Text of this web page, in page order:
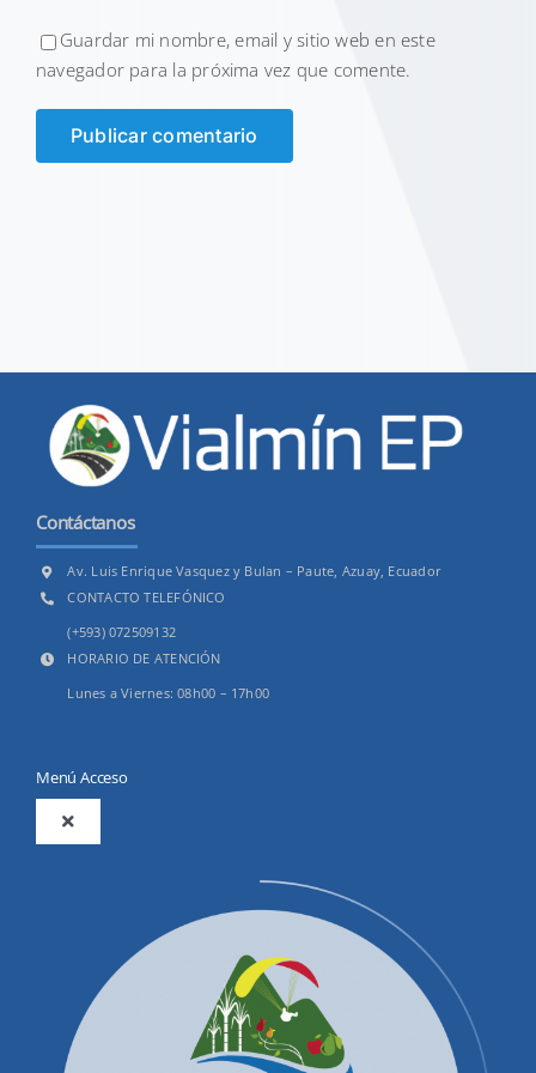
Guardar mi nombre, email y sitio web en este
navegador para la próxima vez que comente.
Contáctanos
Av. Luis Enrique Vasquez y Bulan – Paute, Azuay, Ecuador
CONTACTO TELEFÓNICO
(+593) 072509132
HORARIO DE ATENCIÓN
Lunes a Viernes: 08h00 – 17h00
Menú Acceso
Toggle
Productos y Servicios
Convocatorias Precalificación